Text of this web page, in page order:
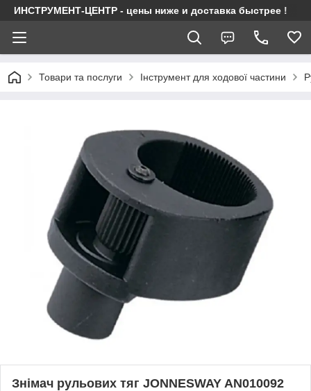
ИНСТРУМЕНТ-ЦЕНТР - цены ниже и доставка быстрее !
Товари та послуги Інструмент для ходової частини
Знімач рульових тяг JONNESWAY AN010092